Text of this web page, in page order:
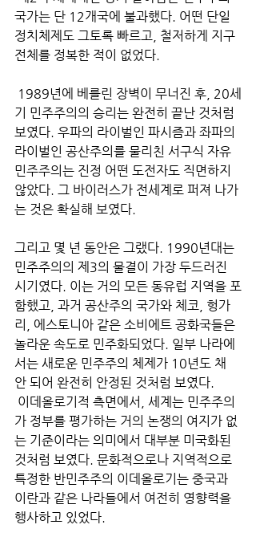
국가는 단 12개국에 불과했다. 어떤 단일
정치체제도 그토록 빠르고, 철저하게 지구
전체를 정복한 적이 없었다.
기 민주주의의 승리는 완전히 끝난 것처럼
보였다. 우파의 라이벌인 파시즘과 좌파의
라이벌인 공산주의를 물리친 서구식 자유
민주주의는 진정 어떤 도전자도 직면하지
않았다. 그 바이러스가 전세계로 퍼져 나가
는 것은 확실해 보였다.
그리고 몇 년 동안은 그랬다. 1990년대는
민주주의의 제3의 물결이 가장 두드러진
시기였다. 이는 거의 모든 동유럽 지역을 포
함했고, 과거 공산주의 국가와 체코, 헝가
리, 에스토니아 같은 소비에트 공화국들은
놀라운 속도로 민주화되었다. 일부 나라에
서는 새로운 민주주의 체제가 10년도 채
안 되어 완전히 안정된 것처럼 보였다.
가 정부를 평가하는 거의 논쟁의 여지가 없
는 기준이라는 의미에서 대부분 미국화된
것처럼 보였다. 문화적으로나 지역적으로
특정한 반민주주의 이데올로기는 중국과
이란과 같은 나라들에서 여전히 영향력을
행사하고 있었다.